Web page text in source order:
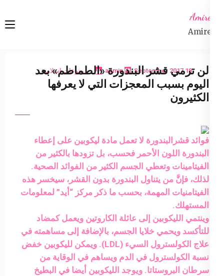
content
Enter)
Amireta
Amireta
18 September 2017
admin منوعات إسلامية
لن ترمي قشر البندورة «الطماطم» بعد
اليوم بسبب المعجزات التي لا يعرفها
الكثيرون
فوائد قشرالبندورة لا تعمل مادة ليكوبين على إعطاء
البندورة اللون الأحمر فحسب، بل تزودها بالكثير من
الفيتامينات وتعطي الجسم الكثير من الفوائد الصحية.
لذلك، فإنَّ من يتناول البندورة بدون القشر، سيخسر هذه
الفيتامنيات المهمة، بحسب ما ذكر مركز “أيد” لمعلومات
المستهلك.
وينتمي الليكوبين إلى عائلة الكاروتين ويعمل كمضاد
للتأكسد ويحمي خلايا الجسم، بالإضافة إلى مساهمته في
علاج الكولسترول السيء (LDL). ويمكن لليكوبين خفض
نسبة الكولسترول في الدم ويساهم في الوقاية من
سرطان البروستاتا. ويوجد الليكوبين أيضا في البطيخ